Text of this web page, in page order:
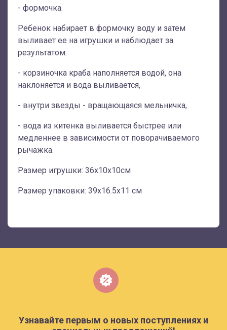
- формочка.
Ребенок набирает в формочку воду и затем
выливает ее на игрушки и наблюдает за
результатом:
- корзиночка краба наполняется водой, она
наклоняется и вода выливается,
- внутри звезды - вращающаяся мельничка,
- вода из китенка выливается быстрее или
медленнее в зависимости от поворачиваемого
рычажка.
Размер игрушки: 36х10х10см
Размер упаковки: 39х16.5х11 см
Узнавайте первым о новых поступлениях и